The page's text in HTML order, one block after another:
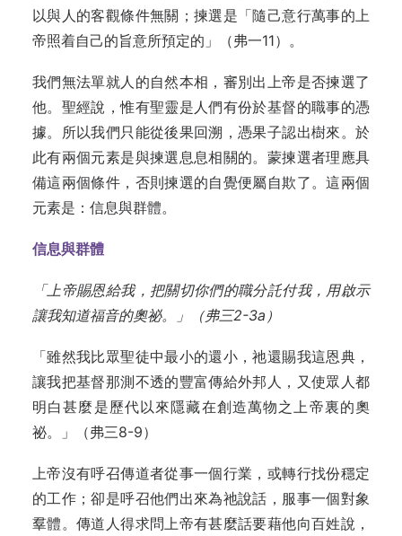
以與人的客觀條件無關；揀選是「隨己意行萬事的上
帝照着自己的旨意所預定的」（弗一11）。
我們無法單就人的自然本相，審別出上帝是否揀選了
他。聖經說，惟有聖靈是人們有份於基督的職事的憑
據。所以我們只能從後果回溯，憑果子認出樹來。於
此有兩個元素是與揀選息息相關的。蒙揀選者理應具
備這兩個條件，否則揀選的自覺便屬自欺了。這兩個
元素是：信息與群體。
信息與群體
「上帝賜恩給我，把關切你們的職分託付我，用啟示
讓我知道福音的奧祕。」（弗三2-3a ）
「雖然我比眾聖徒中最小的還小，祂還賜我這恩典，
讓我把基督那測不透的豐富傳給外邦人，又使眾人都
明白甚麼是歷代以來隱藏在創造萬物之上帝裏的奧
祕。」（弗三8-9）
上帝沒有呼召傳道者從事一個行業，或轉行找份穩定
的工作；卻是呼召他們出來為祂說話，服事一個對象
羣體。傳道人得求問上帝有甚麼話要藉他向百姓說，